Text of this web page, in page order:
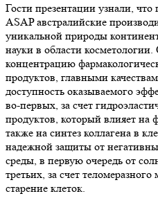
Гости презентации узнали,
ASAP австралийские
уникальной природы
науки в области
концентрацию
продуктов, главными
доступность оказываемого
во-первых, за счет
продуктов, который влияет на
также на синтез коллагена в
надежной защиты от
среды, в первую очередь от
третьих, за счет
старение клеток.